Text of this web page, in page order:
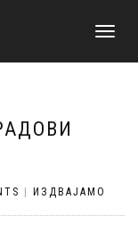
TOGGLE
ИЗДВАЈАМО